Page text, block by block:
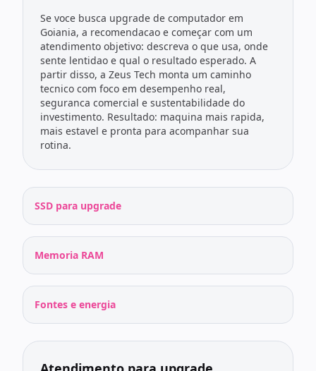
Se voce busca upgrade de computador em
Goiania, a recomendacao e começar com um
atendimento objetivo: descreva o que usa, onde
sente lentidao e qual o resultado esperado. A
partir disso, a Zeus Tech monta um caminho
tecnico com foco em desempenho real,
seguranca comercial e sustentabilidade do
investimento. Resultado: maquina mais rapida,
mais estavel e pronta para acompanhar sua
rotina.
SSD para upgrade
Memoria RAM
Fontes e energia